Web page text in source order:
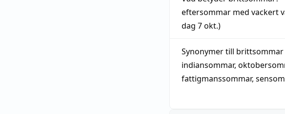
eftersommar med vackert
dag 7 okt.)
Synonymer till brittsommar
indiansommar,
fattigmanssommar,